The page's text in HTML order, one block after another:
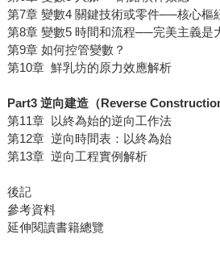
第7章 變數4 關鍵技術或零件──核心樞
第8章 變數5 時間和流程──完美主義是
第9章 如何控管變數？
第10章 鮮乳坊的原力效應解析
Part3 逆向建造（Reverse
第11章 以終為始的逆向工作法
第12章 逆向時間表：以終為始
第13章 逆向工程實例解析
後記
參考資料
延伸閱讀書籍總覽